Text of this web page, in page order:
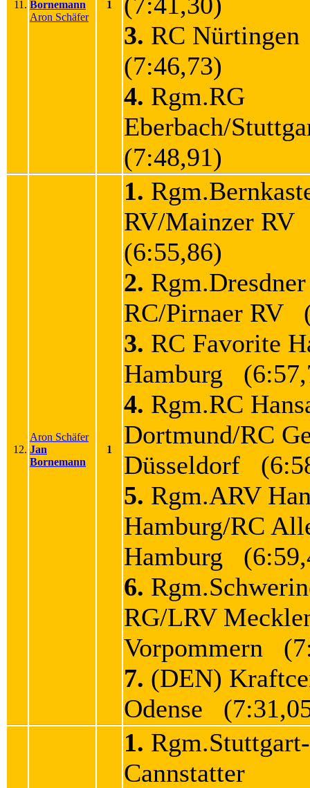
11. Bornemann
Aron Schäfer
1
3. RC
(7:46,73)
4. Rgm.RG
Eberbach/
(7:48,91)
12.
Aron Schäfer
Jan
Bornemann
1
1.
RV/Mainzer RV
(6:55,86)
2. Rgm.Dresdner
RC/Pirnaer RV
3. RC Favorite
Hamburg
4. Rgm.RC
Dortmund/RC
Düsseldorf
5. Rgm.ARV
Hamburg/RC
Hamburg
6.
RG/LRV
Vorpommern
7. (DEN)
Odense
1. Rgm.Stuttgart-
Cannstatter